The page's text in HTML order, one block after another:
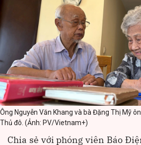
Ông Nguyễn Văn Khang và bà Đặng Thị Mỹ
Thủ đô. (Ảnh: PV/Vietnam+)
Chia sẻ với phóng viên Báo